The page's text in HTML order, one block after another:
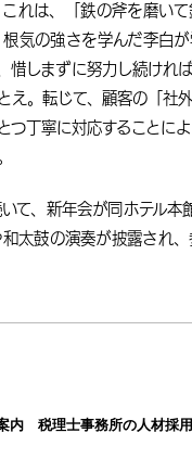
れは、「鉄の斧を磨いて
気の強さを学んだ李白
惜しまずに努力し続けれ
え。転じて、顧客の「社
つ丁寧に対応することに
て、新年会が同ホテル本
太鼓の演奏が披露され
内 税理士事務所の人材採